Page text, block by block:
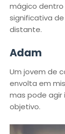
mágico dentro
significativa
distante.
Adam
Um jovem de
envolta em
mas pode agir
objetivo.